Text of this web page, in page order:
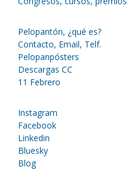
Pelopantón, ¿qué es?
Contacto, Email, Telf.
Pelopanpósters
Descargas CC
11 Febrero
Instagram
Facebook
Linkedin
Bluesky
Blog